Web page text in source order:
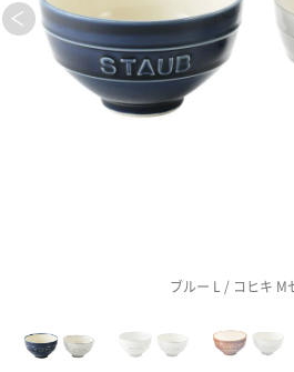
ブルー L / コヒキ M